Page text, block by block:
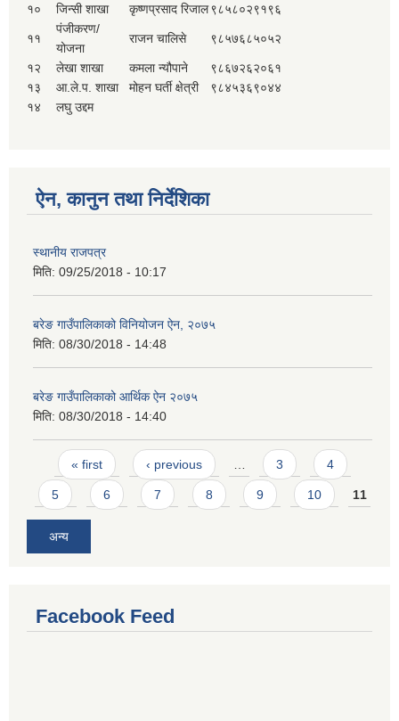
१०
जिन्सी शाखा कृष्णप्रसाद रिजाल९८५८०२९१९६
११
पंजीकरण/
योजना
राजन चालिसे ९८५७६८५०५२
१२ लेखा शाखा कमला न्यौपाने
९८६७२६२०६१
१३
आ.ले.प. शाखा मोहन घर्ती क्षेत्री
९८४५३६९०४४
१४
लघु उद्दम
ऐन, कानुन तथा निर्देशिका
स्थानीय राजपत्र
मिति: 09/25/2018 - 10:17
बरेङ गाउँपालिकाको विनियोजन ऐन, २०७५
मिति: 08/30/2018 - 14:48
बरेङ गाउँपालिकाको आर्थिक ऐन २०७५
मिति: 08/30/2018 - 14:40
Pages
« first ‹ previous … 3 4
5 6 7 8 9 10 11
अन्य
Facebook Feed